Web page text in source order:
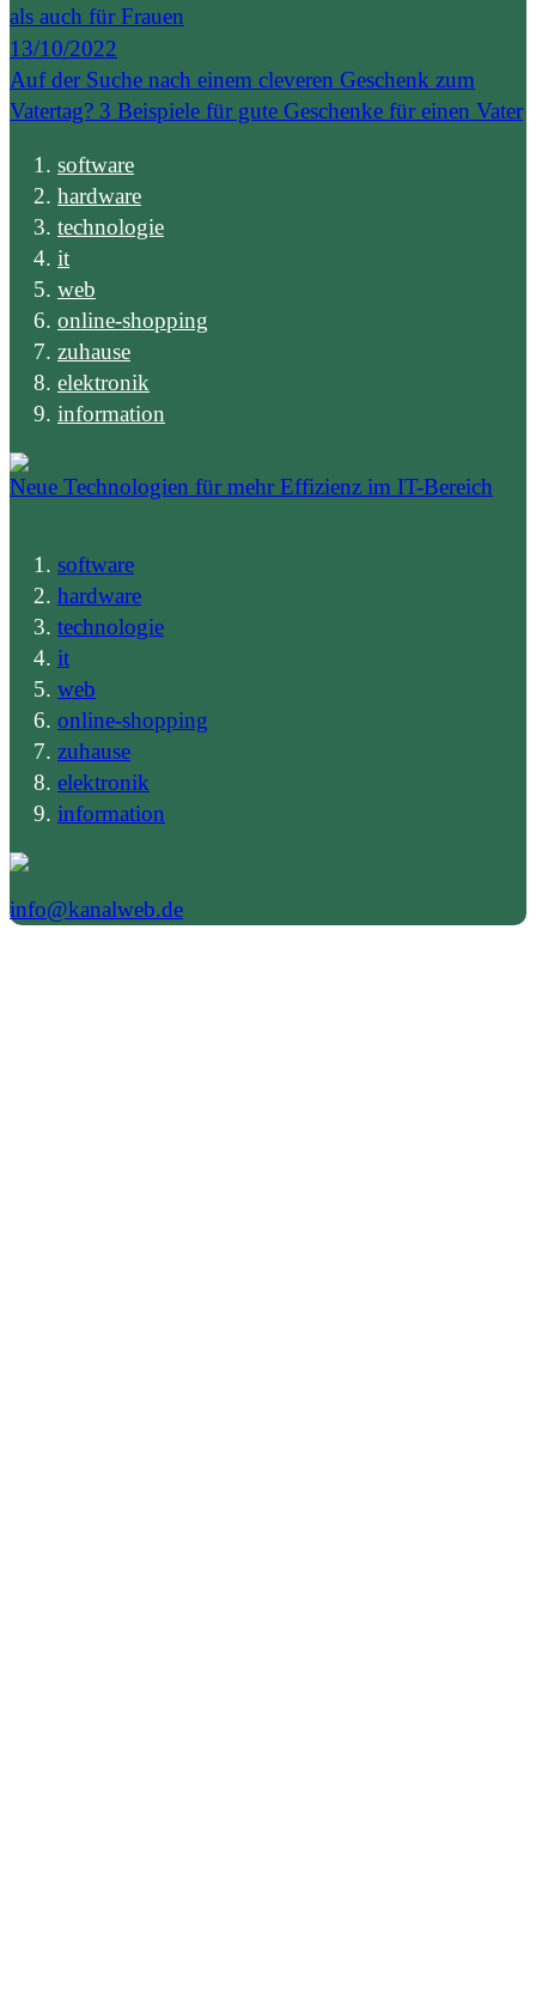
als auch für Frauen
13/10/2022
Auf der Suche nach einem cleveren Geschenk zum
Vatertag? 3 Beispiele für gute Geschenke für einen Vater
software
hardware
technologie
it
web
online-shopping
zuhause
elektronik
information
Neue Technologien für mehr Effizienz im IT-Bereich
software
hardware
technologie
it
web
online-shopping
zuhause
elektronik
information
info@kanalweb.de